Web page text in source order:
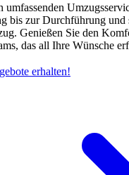
umfassenden
bis zur Durchführung und
Genießen Sie den
das all Ihre Wünsche
erhalten!